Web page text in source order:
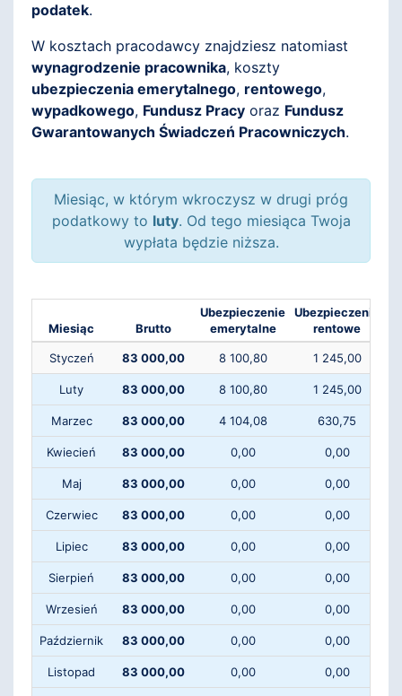
podatek.
W kosztach pracodawcy znajdziesz natomiast
wynagrodzenie pracownika, koszty
ubezpieczenia emerytalnego, rentowego,
wypadkowego, Fundusz Pracy oraz Fundusz
Gwarantowanych Świadczeń Pracowniczych.
Miesiąc, w którym wkroczysz w drugi próg
podatkowy to luty. Od tego miesiąca Twoja
wypłata będzie niższa.
Miesiąc Brutto
Ubezpieczenie
emerytalne
Ubezpieczenie
rentowe
Styczeń 83 000,00 8 100,80 1 245,00
Luty 83 000,00 8 100,80 1 245,00
Marzec 83 000,00 4 104,08 630,75
Kwiecień 83 000,00 0,00 0,00
Maj 83 000,00 0,00 0,00
Czerwiec 83 000,00 0,00 0,00
Lipiec 83 000,00 0,00 0,00
Sierpień 83 000,00 0,00 0,00
Wrzesień 83 000,00 0,00 0,00
Październik 83 000,00 0,00 0,00
Listopad 83 000,00 0,00 0,00